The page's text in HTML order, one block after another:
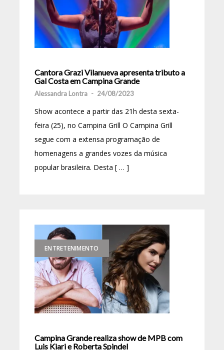
Cantora Grazi Vilanueva apresenta tributo a
Gal Costa em Campina Grande
Alessandra Lontra - 24/08/2023
Show acontece a partir das 21h desta sexta-
feira (25), no Campina Grill O Campina Grill
segue com a extensa programação de
homenagens a grandes vozes da música
popular brasileira. Desta [ … ]
ENTRETENIMENTO
Campina Grande realiza show de MPB com
Luis Kiari e Roberta Spindel